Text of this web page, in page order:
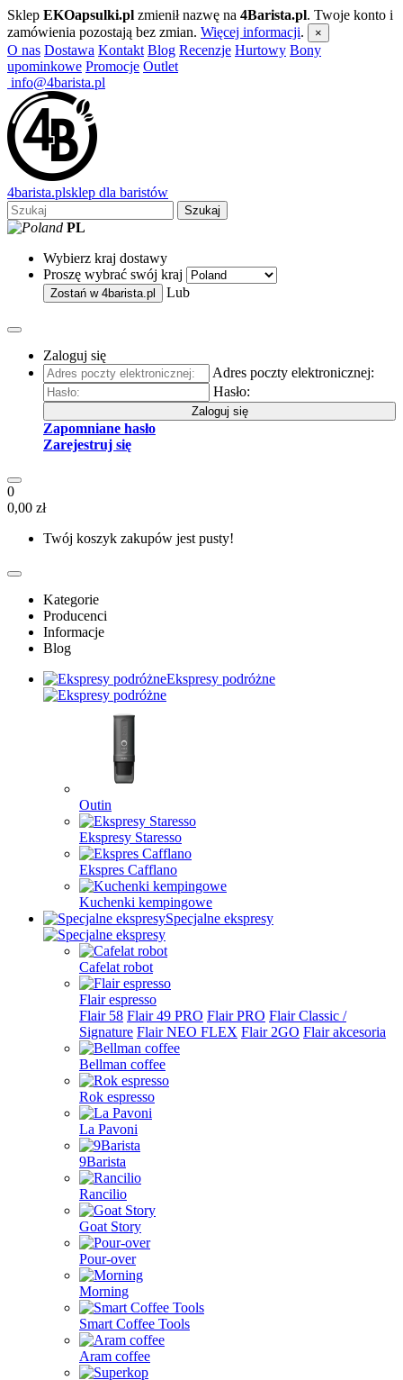
Sklep EKOapsulki.pl zmienił nazwę na 4Barista.pl. Twoje konto i
zamówienia pozostają bez zmian. Więcej informacji. ×
O nas Dostawa Kontakt Blog Recenzje Hurtowy Bony
upominkowe Promocje Outlet
info@4barista.pl
4barista.plsklep dla baristów
Szukaj
PL
Wybierz kraj dostawy
Proszę wybrać swój kraj
Zostań w 4barista.pl Lub
Zaloguj się
Adres poczty elektronicznej:
Hasło:
Zaloguj się
Zapomniane hasło
Zarejestruj się
0
0,00 zł
Twój koszyk zakupów jest pusty!
Kategorie
Producenci
Informacje
Blog
Ekspresy podróżne
Outin
Ekspresy Staresso
Ekspres Cafflano
Kuchenki kempingowe
Specjalne ekspresy
Cafelat robot
Flair espresso
Flair 58 Flair 49 PRO Flair PRO Flair Classic /
Signature Flair NEO FLEX Flair 2GO Flair akcesoria
Bellman coffee
Rok espresso
La Pavoni
9Barista
Rancilio
Goat Story
Pour-over
Morning
Smart Coffee Tools
Aram coffee